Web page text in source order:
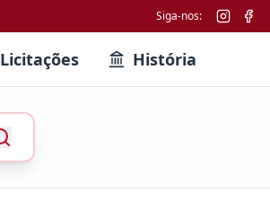
Siga-nos:
Licitações História